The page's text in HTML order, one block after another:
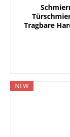
Tragbare
NEW